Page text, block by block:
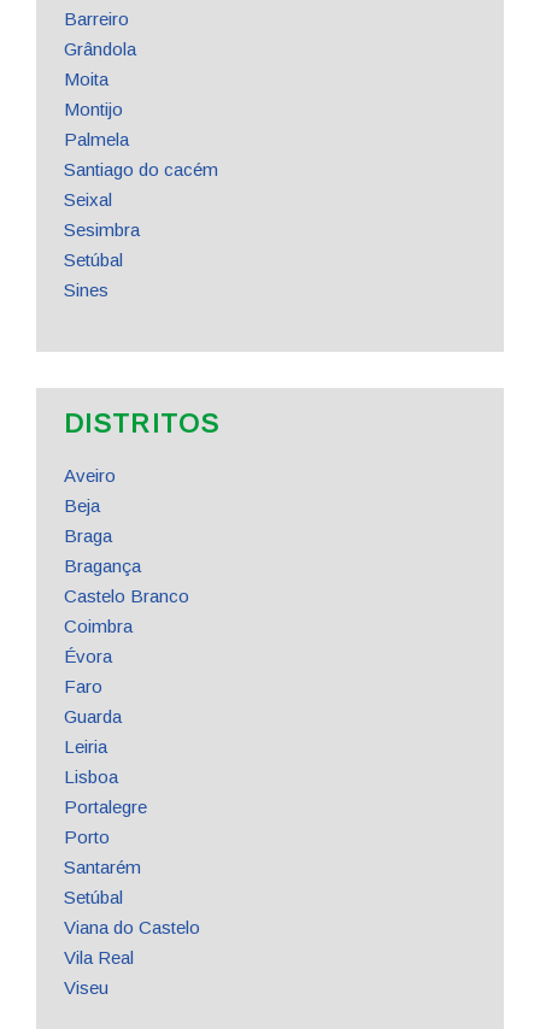
Barreiro
Grândola
Moita
Montijo
Palmela
Santiago do cacém
Seixal
Sesimbra
Setúbal
Sines
DISTRITOS
Aveiro
Beja
Braga
Bragança
Castelo Branco
Coimbra
Évora
Faro
Guarda
Leiria
Lisboa
Portalegre
Porto
Santarém
Setúbal
Viana do Castelo
Vila Real
Viseu